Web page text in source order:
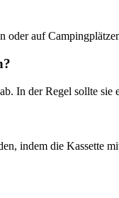
oder auf
In der Regel sollte
indem die Kassette